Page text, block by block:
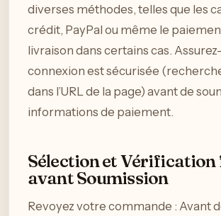
diverses méthodes, telles que les
crédit, PayPal ou même le
livraison dans certains cas.
connexion est sécurisée
dans l’URL de la page) avant de
informations de paiement.
Sélection et Vérification
avant Soumission
Revoyez votre commande : Avant